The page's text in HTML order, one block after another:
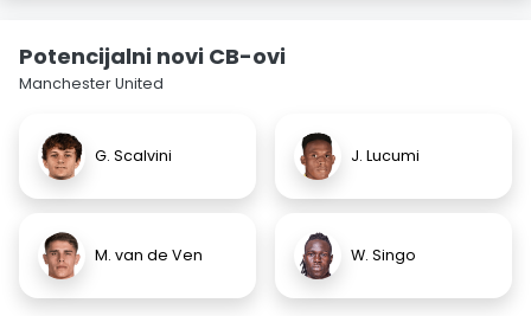
Potencijalni novi CB-ovi
Manchester United
G. Scalvini J. Lucumi
M. van de Ven W. Singo